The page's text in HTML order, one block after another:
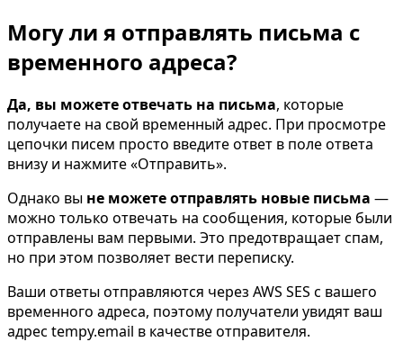
Могу ли я отправлять письма с
временного адреса?
Да, вы можете отвечать на письма, которые
получаете на свой временный адрес. При просмотре
цепочки писем просто введите ответ в поле ответа
внизу и нажмите «Отправить».
Однако вы не можете отправлять новые письма —
можно только отвечать на сообщения, которые были
отправлены вам первыми. Это предотвращает спам,
но при этом позволяет вести переписку.
Ваши ответы отправляются через AWS SES с вашего
временного адреса, поэтому получатели увидят ваш
адрес tempy.email в качестве отправителя.